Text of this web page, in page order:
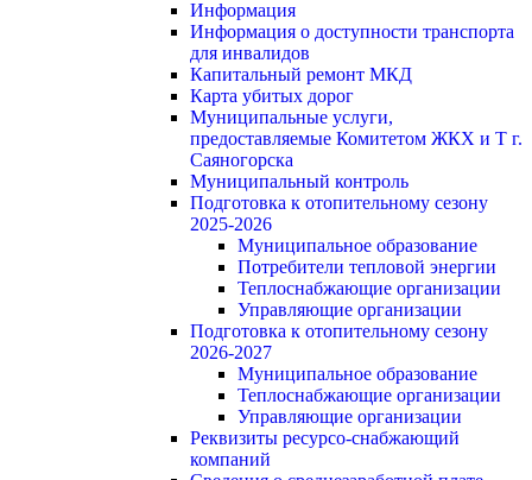
Информация
Информация о доступности транспорта
для инвалидов
Капитальный ремонт МКД
Карта убитых дорог
Муниципальные услуги,
предоставляемые Комитетом ЖКХ и Т г.
Саяногорска
Муниципальный контроль
Подготовка к отопительному сезону
2025-2026
Муниципальное образование
Потребители тепловой энергии
Теплоснабжающие организации
Управляющие организации
Подготовка к отопительному сезону
2026-2027
Муниципальное образование
Теплоснабжающие организации
Управляющие организации
Реквизиты ресурсо-снабжающий
компаний